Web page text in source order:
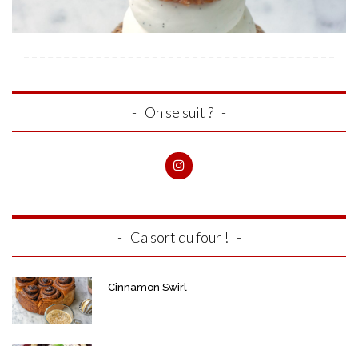
On se suit ?
Ca sort du four !
Cinnamon Swirl